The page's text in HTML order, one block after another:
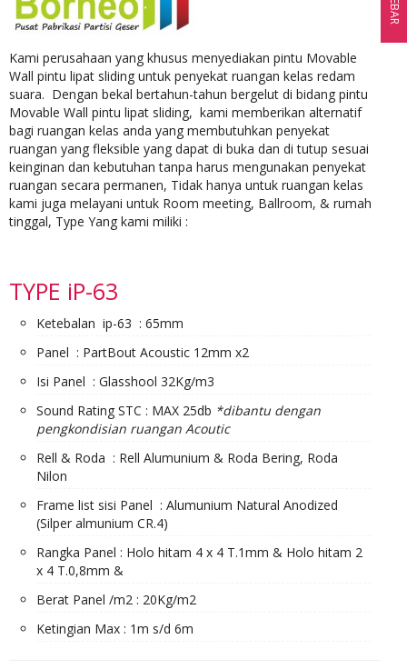
Kami perusahaan yang khusus menyediakan pintu Movable
Wall pintu lipat sliding untuk penyekat ruangan kelas redam
suara. Dengan bekal bertahun-tahun bergelut di bidang pintu
Movable Wall pintu lipat sliding, kami memberikan alternatif
bagi ruangan kelas anda yang membutuhkan penyekat
ruangan yang fleksible yang dapat di buka dan di tutup sesuai
keinginan dan kebutuhan tanpa harus mengunakan penyekat
ruangan secara permanen, Tidak hanya untuk ruangan kelas
kami juga melayani untuk Room meeting, Ballroom, & rumah
tinggal, Type Yang kami miliki :
TYPE iP-63
Ketebalan ip-63 : 65mm
Panel : PartBout Acoustic 12mm x2
Isi Panel : Glasshool 32Kg/m3
Sound Rating STC : MAX 25db *dibantu dengan
pengkondisian ruangan Acoutic
Rell & Roda : Rell Alumunium & Roda Bering, Roda
Nilon
Frame list sisi Panel : Alumunium Natural Anodized
(Silper almunium CR.4)
Rangka Panel : Holo hitam 4 x 4 T.1mm & Holo hitam 2
x 4 T.0,8mm &
Berat Panel /m2 : 20Kg/m2
Ketingian Max : 1m s/d 6m